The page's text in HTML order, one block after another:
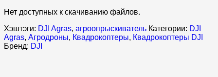
Нет доступных к скачиванию файлов.
Хэштэги: DJI Agras, агроопрыскиватель Категории: DJI
Agras, Агродроны, Квадрокоптеры, Квадрокоптеры DJI
Бренд: DJI